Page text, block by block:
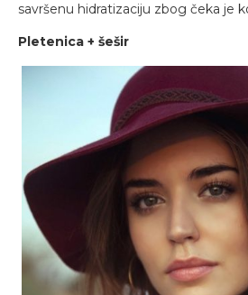
savršenu hidratizaciju zbog čeka je
Pletenica + šešir